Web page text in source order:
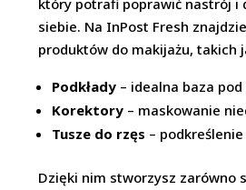
który potrafi poprawić nastrój i
siebie. Na InPost Fresh
produktów do makijażu, takich
Podkłady – idealna baza
Korektory – maskowanie
Tusze do rzęs –
Dzięki nim stworzysz zarówno